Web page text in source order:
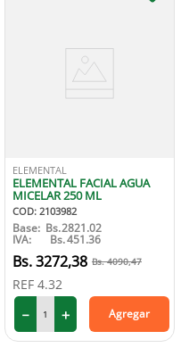
ELEMENTAL
ELEMENTAL FACIAL AGUA
MICELAR 250 ML
COD: 2103982
Base: Bs.2821.02
IVA: Bs.451.36
3272,38 4090,47
REF 4.32
＋
－ Agregar